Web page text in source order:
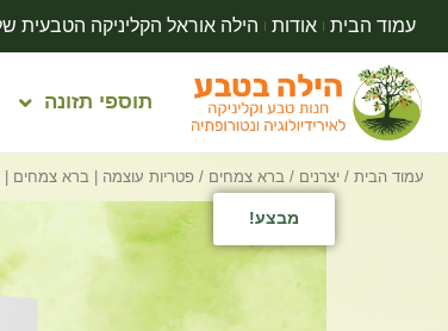
עמוד הבית אודות הילה אוראל הקליניקה הטבעית
תוספי תזונה
עמוד הבית / יצרנים / ברא צמחים / פטריות עוצמה | ברא צמחים | 60 טבליות
מבצע!